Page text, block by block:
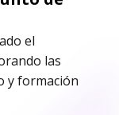
el
las
y formación